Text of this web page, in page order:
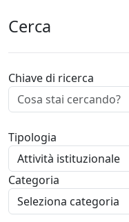
Cerca
Chiave di ricerca
Tipologia
Categoria